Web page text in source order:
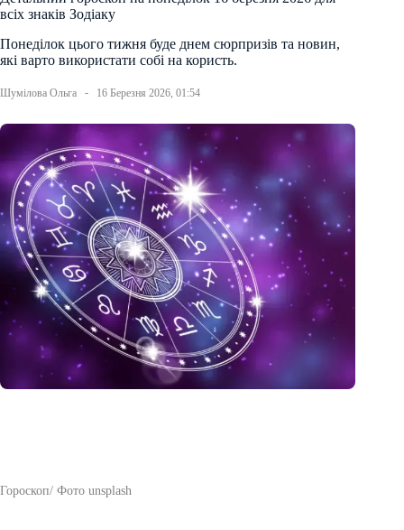
всіх знаків Зодіаку
Понеділок цього тижня буде днем сюрпризів та новин,
які варто використати собі на користь.
Шумілова Ольга 16 Березня 2026, 01:54
Гороскоп/ Фото unsplash